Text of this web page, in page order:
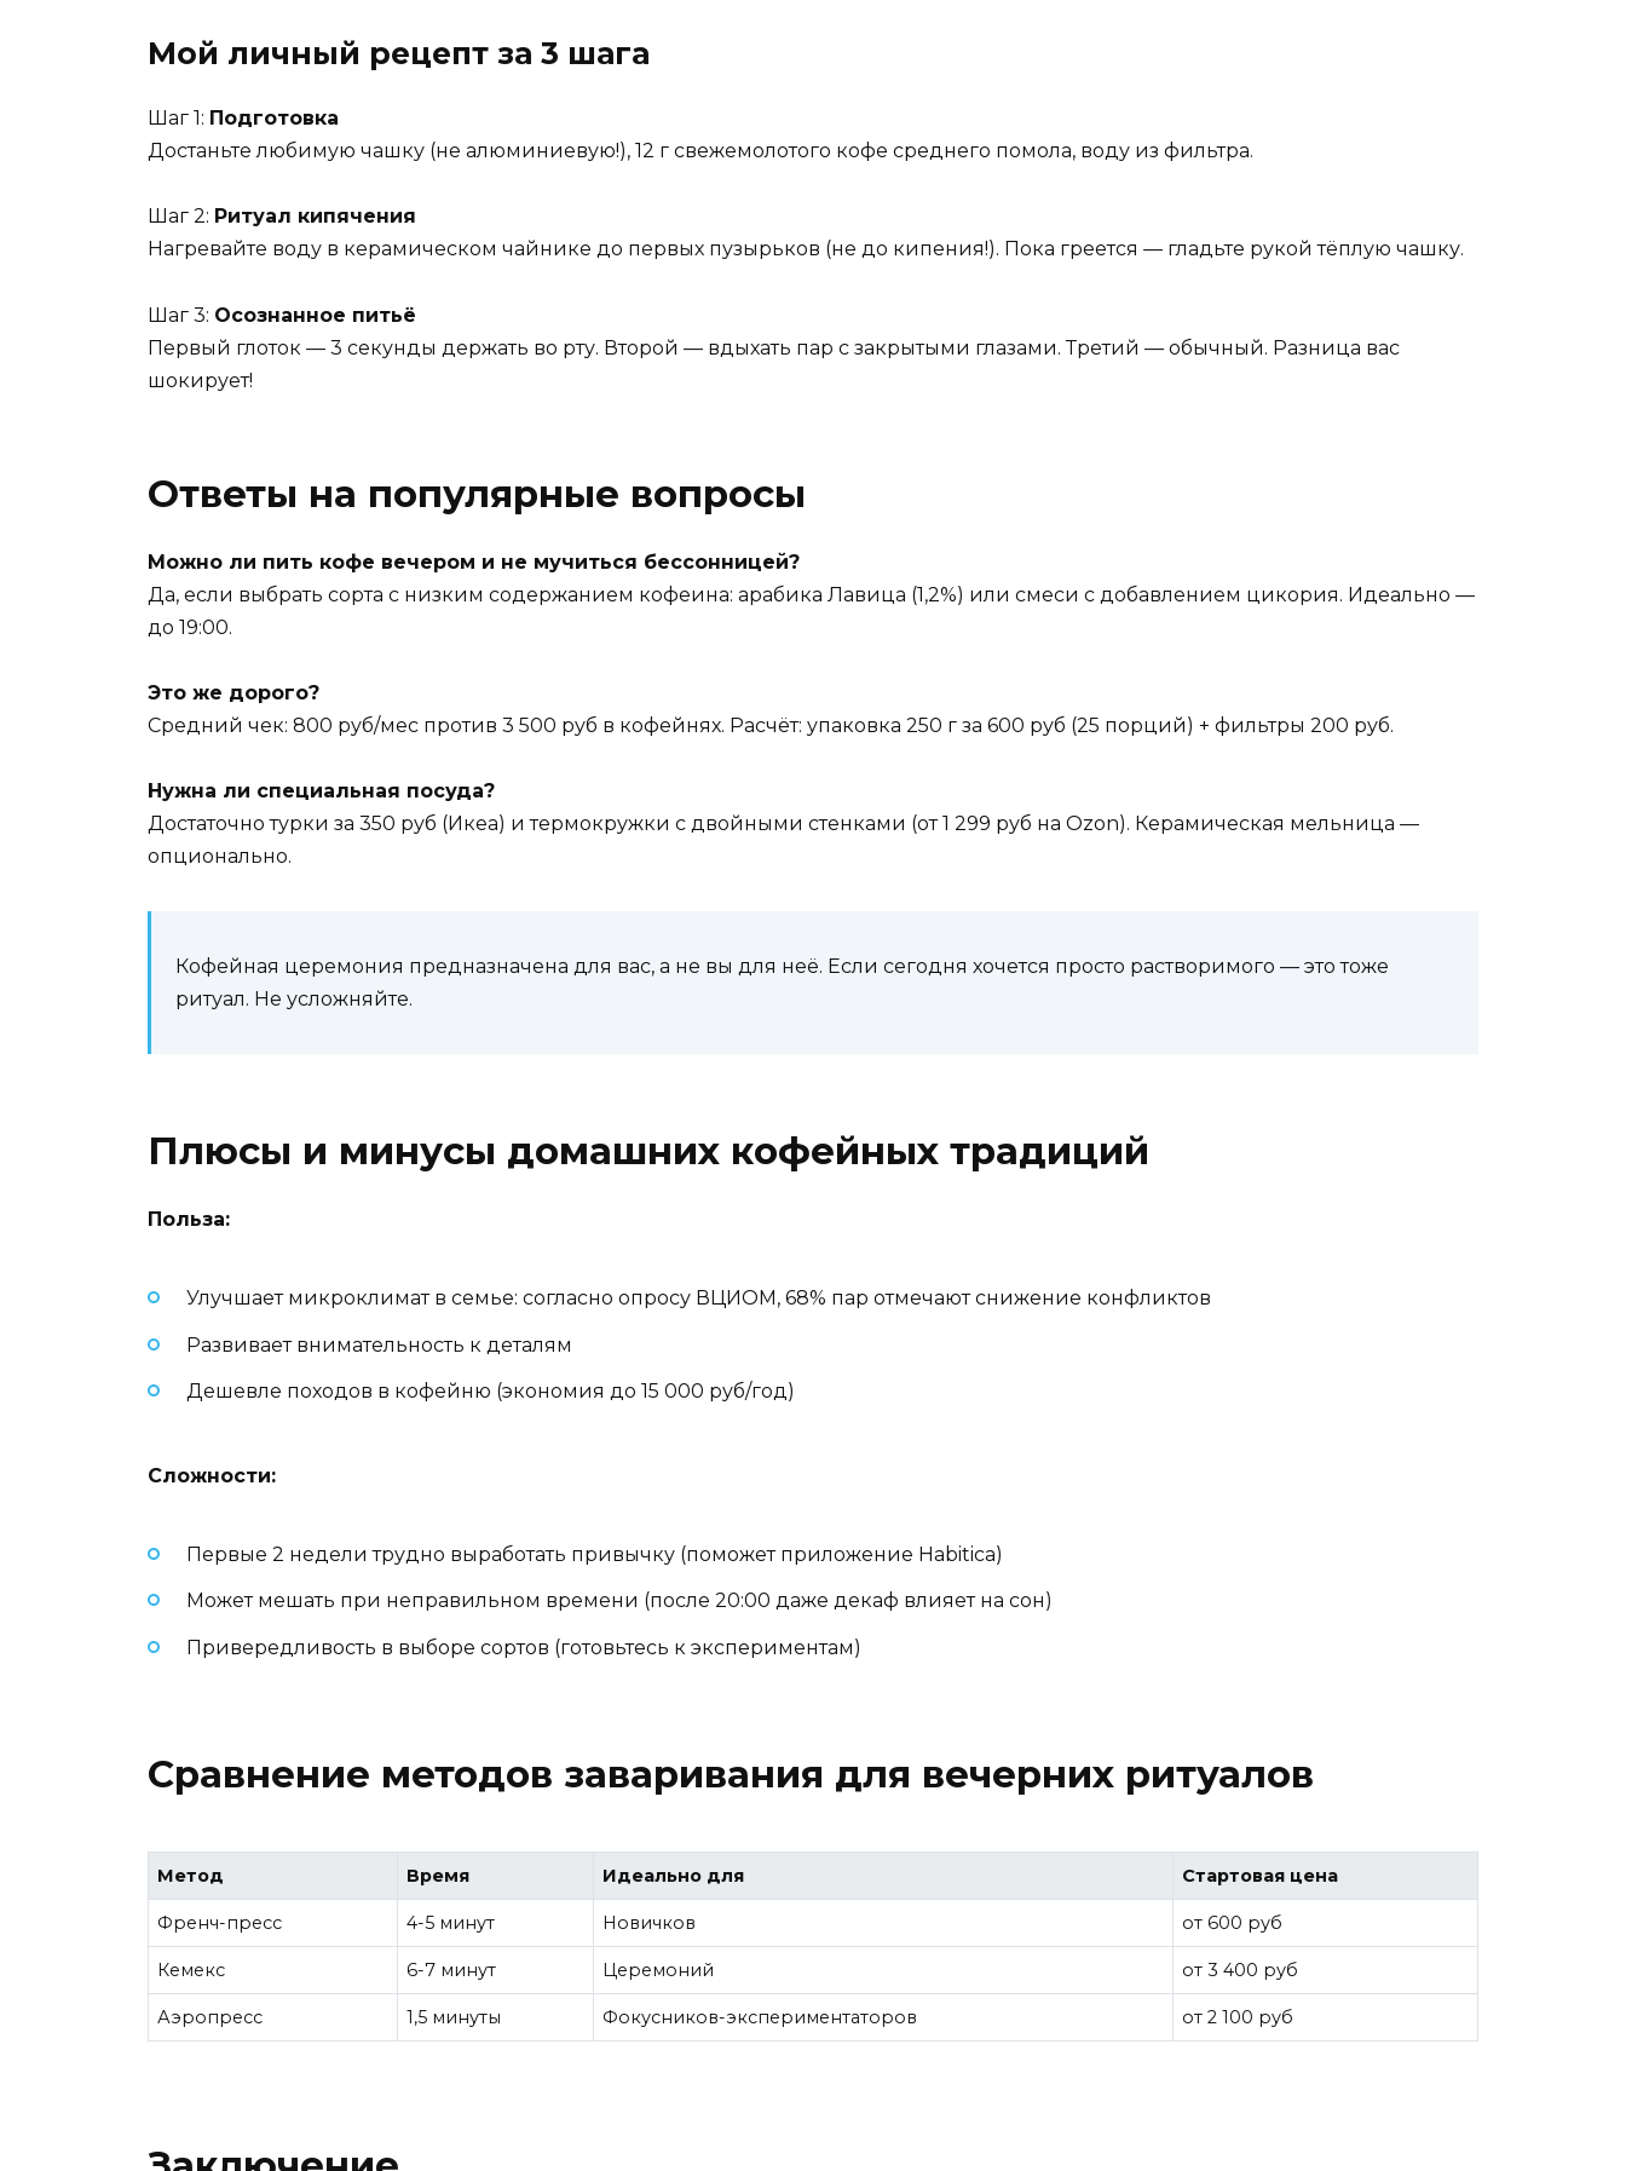
Мой личный рецепт за 3 шага
Шаг 1: Подготовка
Достаньте любимую чашку (не алюминиевую!), 12 г свежемолотого кофе среднего помола, воду из фильтра.
Шаг 2: Ритуал кипячения
Нагревайте воду в керамическом чайнике до первых пузырьков (не до кипения!). Пока греется — гладьте рукой тёплую чашку.
Шаг 3: Осознанное питьё
Первый глоток — 3 секунды держать во рту. Второй — вдыхать пар с закрытыми глазами. Третий — обычный. Разница вас
шокирует!
Ответы на популярные вопросы
Можно ли пить кофе вечером и не мучиться бессонницей?
Да, если выбрать сорта с низким содержанием кофеина: арабика Лавица (1,2%) или смеси с добавлением цикория. Идеально —
до 19:00.
Это же дорого?
Средний чек: 800 руб/мес против 3 500 руб в кофейнях. Расчёт: упаковка 250 г за 600 руб (25 порций) + фильтры 200 руб.
Нужна ли специальная посуда?
Достаточно турки за 350 руб (Икеа) и термокружки с двойными стенками (от 1 299 руб на Ozon). Керамическая мельница —
опционально.
Кофейная церемония предназначена для вас, а не вы для неё. Если сегодня хочется просто растворимого — это тоже
ритуал. Не усложняйте.
Плюсы и минусы домашних кофейных традиций
Польза:
Улучшает микроклимат в семье: согласно опросу ВЦИОМ, 68% пар отмечают снижение конфликтов
Развивает внимательность к деталям
Дешевле походов в кофейню (экономия до 15 000 руб/год)
Сложности:
Первые 2 недели трудно выработать привычку (поможет приложение Habitica)
Может мешать при неправильном времени (после 20:00 даже декаф влияет на сон)
Привередливость в выборе сортов (готовьтесь к экспериментам)
Сравнение методов заваривания для вечерних ритуалов
Метод Время Идеально для Стартовая цена
Френч-пресс 4-5 минут Новичков от 600 руб
Кемекс 6-7 минут Церемоний от 3 400 руб
Аэропресс 1,5 минуты Фокусников-экспериментаторов от 2 100 руб